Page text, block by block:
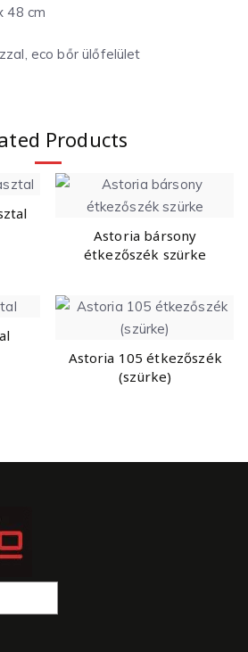
48 cm
eco bőr ülőfelület
Products
Astoria bársony
étkezőszék szürke
Astoria 105 étkezőszék
(szürke)